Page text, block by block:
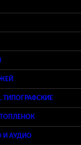
ТИПОГРАФСКИЕ
И АУДИО